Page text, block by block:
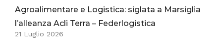
Agroalimentare e Logistica: siglata a Marsiglia
l’alleanza Acli Terra – Federlogistica
21 Luglio 2026